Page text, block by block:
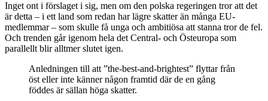
Inget ont i förslaget i sig, men om den polska regeringen tror att det
är detta – i ett land som redan har lägre skatter än många EU-
medlemmar – som skulle få unga och ambitiösa att stanna tror de fel.
Och trenden går igenom hela det Central- och Östeuropa som
parallellt blir alltmer slutet igen.
Anledningen till att ”the-best-and-brightest” flyttar från
öst eller inte känner någon framtid där de en gång
föddes är sällan höga skatter.